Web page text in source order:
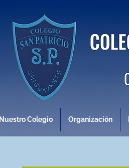
Nuestro Colegio Organización